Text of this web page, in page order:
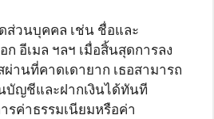
ส่วนบุคคล เช่น ชื่อและ
ก อีเมล ฯลฯ เมื่อสิ้นสุดการลง
านที่คาดเดายาก เธอสามารถ
บัญชีและฝากเงินได้ทันที
รค่าธรรมเนียมหรือค่า